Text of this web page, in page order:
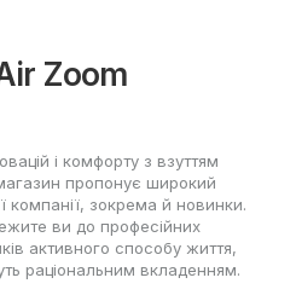
Zoom
і комфорту з взуттям
пропонує широкий
компанії, зокрема й новинки.
ви до професійних
активного способу життя,
раціональним вкладенням.